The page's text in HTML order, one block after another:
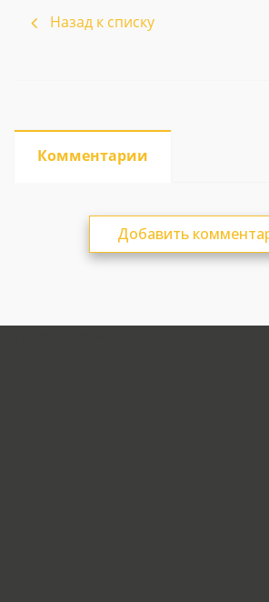
Назад к списку
Комментарии
Добавить